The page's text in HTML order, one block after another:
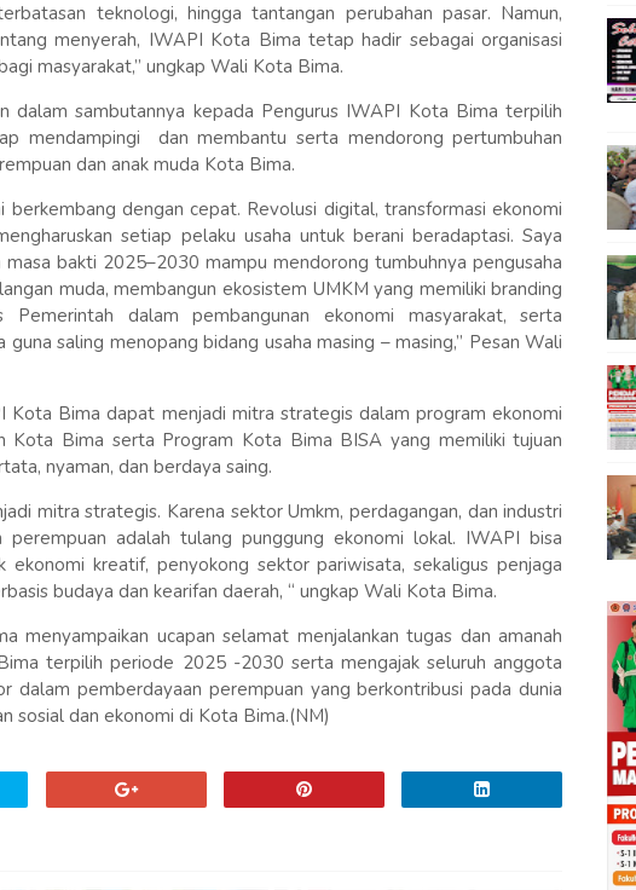
teknologi, hingga tantangan perubahan pasar. Namun,
menyerah, IWAPI Kota Bima tetap hadir sebagai organisasi
masyarakat,” ungkap Wali Kota Bima.
dalam sambutannya kepada Pengurus IWAPI Kota Bima terpilih
mendampingi dan membantu serta mendorong pertumbuhan
dan anak muda Kota Bima.
berkembang dengan cepat. Revolusi digital, transformasi ekonomi
setiap pelaku usaha untuk berani beradaptasi. Saya
bakti 2025–2030 mampu mendorong tumbuhnya pengusaha
muda, membangun ekosistem UMKM yang memiliki branding
dalam pembangunan ekonomi masyarakat, serta
saling menopang bidang usaha masing – masing,” Pesan Wali
Kota Bima dapat menjadi mitra strategis dalam program ekonomi
Kota Bima serta Program Kota Bima BISA yang memiliki tujuan
nyaman, dan berdaya saing.
mitra strategis. Karena sektor Umkm, perdagangan, dan industri
adalah tulang punggung ekonomi lokal. IWAPI bisa
ekonomi kreatif, penyokong sektor pariwisata, sekaligus penjaga
budaya dan kearifan daerah, “ ungkap Wali Kota Bima.
menyampaikan ucapan selamat menjalankan tugas dan amanah
terpilih periode 2025 -2030 serta mengajak seluruh anggota
dalam pemberdayaan perempuan yang berkontribusi pada dunia
sosial dan ekonomi di Kota Bima.(NM)